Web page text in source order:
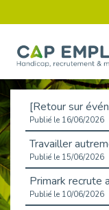
Publié le 16/06/2026
Publié le 15/06/2026
Publié le 10/06/2026